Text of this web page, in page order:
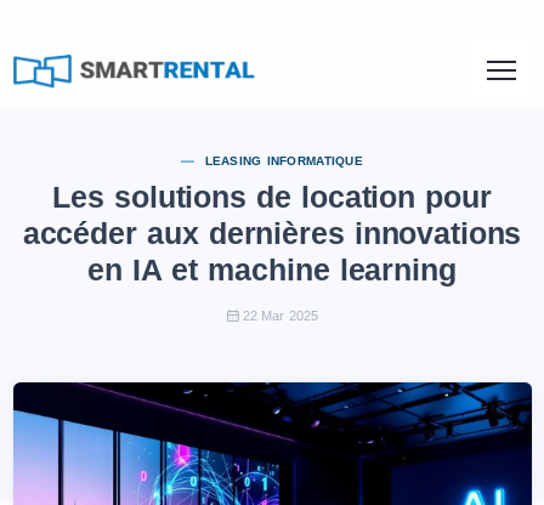
LEASING INFORMATIQUE
Les solutions de location pour
accéder aux dernières innovations
en IA et machine learning
22 Mar 2025